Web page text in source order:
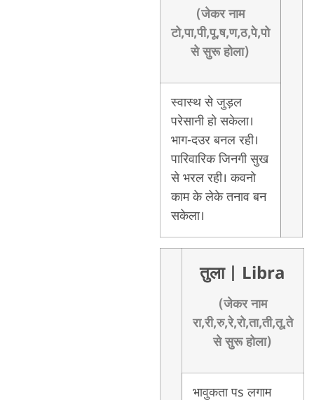
(जेकर नाम
टो,पा,पी,पू,ष,ण,ठ,पे,पो
से सुरू होला)
स्वास्थ से जुड़ल
परेसानी हो सकेला।
भाग-दउर बनल रही।
पारिवारिक जिनगी सुख
से भरल रही। कवनो
काम के लेके तनाव बन
सकेला।
तुला | Libra
(जेकर नाम
रा,री,रु,रे,रो,ता,ती,तू,ते
से सुरू होला)
भावुकता पs लगाम